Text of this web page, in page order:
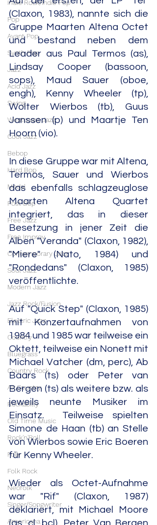
Indie Rock/Indie Pop
Pop
Avant Pop
Synth Pop
Jazz
Acid Jazz
Swing
Westcoast Jazz
Cool Jazz
Bebop
Hard Bop
Modal
Post Bop
Free Jazz
Free Improv
Contemporary Jazz
Soul Jazz
Modern Jazz
Jazz Rock/Fusion
Electric Jazz
Country
Bluegrass
Country Rock
Alt.Country
Rockabilly
Old Time Music
Rock'n'Roll
Folk
Folk Rock
Neofolk
Singer/Songwriter
Americana
(Claxon, 1983), nannte sich die
Gruppe Maarten Altena Octet
und bestand neben dem
Leader aus Paul Termos (as),
Lindsay Cooper (bassoon,
sops), Maud Sauer (oboe,
engh), Kenny Wheeler (tp),
Wolter Wierbos (tb), Guus
Janssen (p) und Maartje Ten
Hoorn (vio).
In diese Gruppe war mit Altena,
Termos, Sauer und Wierbos
das ebenfalls schlagzeuglose
Maarten Altena Quartet
integriert, das in dieser
Besetzung in jener Zeit die
Alben "Veranda" (Claxon, 1982),
"Miere" (Nato, 1984) und
"Rondedans" (Claxon, 1985)
veröffentlichte.
Auf "Quick Step" (Claxon, 1985)
mit Konzertaufnahmen von
1984 und 1985 war teilweise ein
Oktett, teilweise ein Nonett mit
Michael Vatcher (dm, perc), Ab
Baars (ts) oder Peter van
Bergen (ts) als weitere bzw. als
jeweils neunte Musiker im
Einsatz.  Teilweise spielten
Simone de Haan (tb) an Stelle
von Wierbos sowie Eric Boeren
für Kenny Wheeler.
Wieder als Octet-Aufnahme
war "Rif" (Claxon, 1987)
deklariert, mit Michael Moore
(as, cl, bcl), Peter Van Bergen